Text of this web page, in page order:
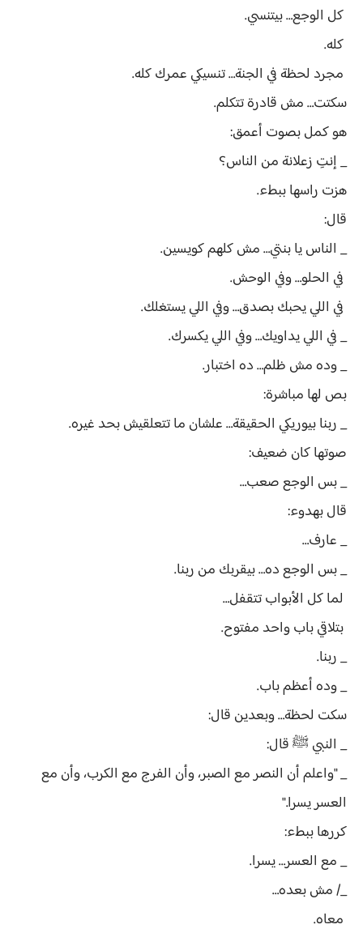
كل الوجع… بيتنسي.
كله.
مجرد لحظة في الجنة… تنسيكي عمرك كله.
سكتت… مش قادرة تتكلم.
هو كمل بصوت أعمق:
_ إنتِ زعلانة من الناس؟
هزت راسها ببطء.
قال:
_ الناس يا بنتي… مش كلهم كويسين.
في الحلو… وفي الوحش.
في اللي يحبك بصدق… وفي اللي يستغلك.
_ في اللي يداويك… وفي اللي يكسرك.
_ وده مش ظلم… ده اختبار.
بص لها مباشرة:
_ ربنا بيوريكي الحقيقة… علشان ما تتعلقيش بحد غيره.
صوتها كان ضعيف:
_ بس الوجع صعب…
قال بهدوء:
_ عارف…
_ بس الوجع ده… بيقربك من ربنا.
لما كل الأبواب تتقفل…
بتلاقي باب واحد مفتوح.
_ ربنا.
_ وده أعظم باب.
سكت لحظة… وبعدين قال:
_ النبي ﷺ قال:
_ "واعلم أن النصر مع الصبر، وأن الفرج مع الكرب، وأن مع
العسر يسرا."
كررها ببطء:
_ مع العسر… يسرا.
_/ مش بعده…
معاه.